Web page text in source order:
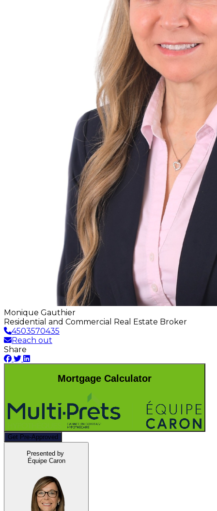
Monique Gauthier
Residential and Commercial Real Estate Broker
4503570435
Reach out
Share
Mortgage Calculator
Get Pre-Approved
Presented by
Équipe Caron